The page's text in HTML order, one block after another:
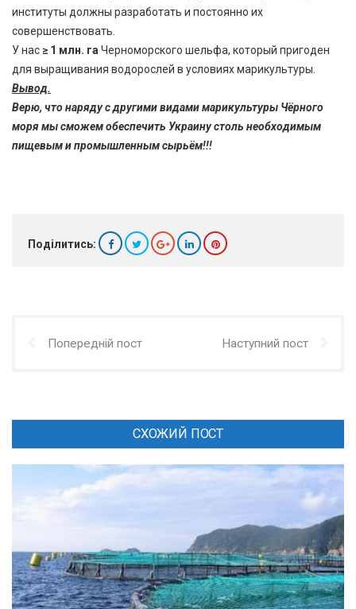
институты должны разработать и постоянно их
совершенствовать.
У нас ≥ 1 млн. га Черноморского шельфа, который пригоден
для выращивания водорослей в условиях марикультуры.
Вывод.
Верю, что наряду с другими видами марикультуры Чёрного
моря мы сможем обеспечить Украину столь необходимым
пищевым и промышленным сырьём!!!
Поділитись:
Попередній пост Наступний пост
СХОЖИЙ ПОСТ